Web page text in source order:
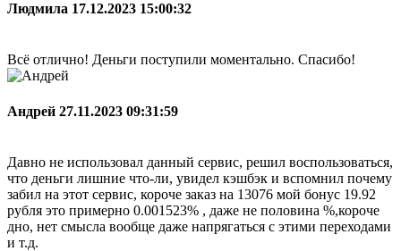
Людмила 17.12.2023 15:00:32
Всё отлично! Деньги поступили моментально. Спасибо!
Андрей 27.11.2023 09:31:59
Давно не использовал данный сервис, решил воспользоваться,
что деньги лишние что-ли, увидел кэшбэк и вспомнил почему
забил на этот сервис, короче заказ на 13076 мой бонус 19.92
рубля это примерно 0.001523% , даже не половина %,короче
дно, нет смысла вообще даже напрягаться с этими переходами
и т.д.